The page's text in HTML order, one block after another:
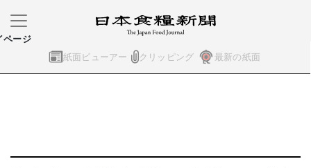
紙面ビューアー クリッピング 最新の紙面
ページ